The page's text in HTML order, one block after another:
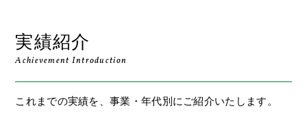
実績紹介
Achievement Introduction
これまでの実績を、事業・年代別にご紹介いたします。